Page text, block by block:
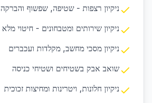
ניקיון רצפות - שטיפה, שפשוף והברקה
ניקיון שירותים ומטבחונים - חיטוי מלא
ניקיון מסכי מחשב, מקלדות ועכברים
שואב אבק בשטיחים ושטיחי כניסה
ניקיון חלונות, ויטרינות ומחיצות זכוכית